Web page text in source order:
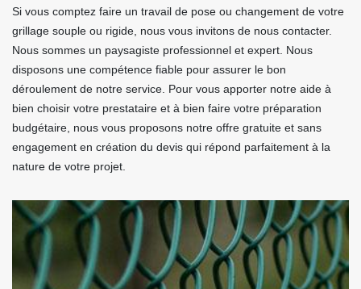
Si vous comptez faire un travail de pose ou changement de votre
grillage souple ou rigide, nous vous invitons de nous contacter.
Nous sommes un paysagiste professionnel et expert. Nous
disposons une compétence fiable pour assurer le bon
déroulement de notre service. Pour vous apporter notre aide à
bien choisir votre prestataire et à bien faire votre préparation
budgétaire, nous vous proposons notre offre gratuite et sans
engagement en création du devis qui répond parfaitement à la
nature de votre projet.